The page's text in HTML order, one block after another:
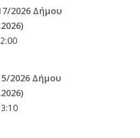
2026 Δήμου
2026 Δήμου